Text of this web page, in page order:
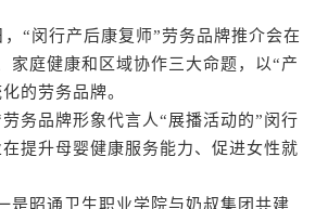
闵行产后康复师”劳务品牌推介会在
家庭健康和区域协作三大命题，以“产
的劳务品牌。
品牌形象代言人“展播活动的”闵行
提升母婴健康服务能力、促进女性就
昭通卫生职业学院与奶叔集团共建